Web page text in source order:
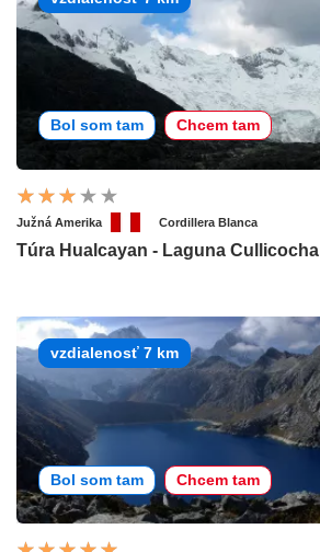
Bol som tam Chcem tam
Južná Amerika Cordillera Blanca
Túra Hualcayan - Laguna Cullicocha
vzdialenosť 7 km
Bol som tam Chcem tam